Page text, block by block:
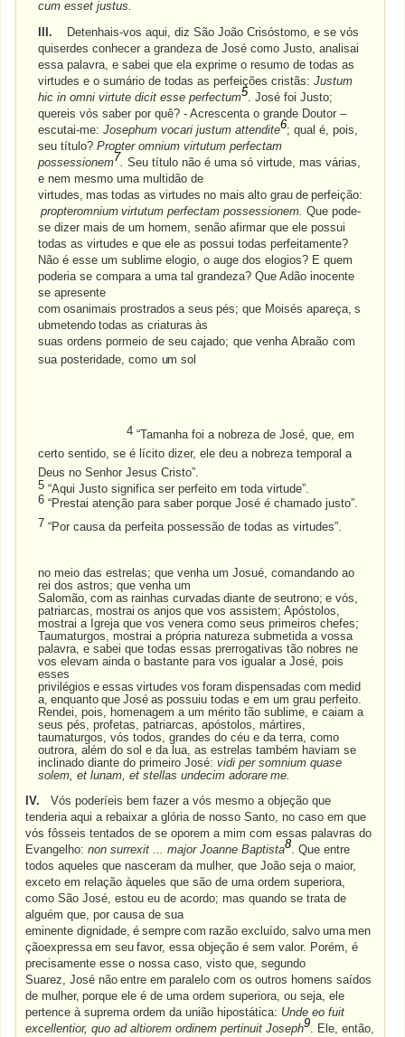
cum esset justus.
III.
Detenhais-vos aqui, diz São João Crisóstomo, e se vós
quiserdes conhecer a grandeza de José como Justo, analisai
essa palavra, e sabei que ela exprime o resumo de todas as
virtudes e o sumário de todas as perfeições cristãs: Justum
hic in omni virtute dicit esse perfectum5. José foi Justo;
quereis vós saber por quê? - Acrescenta o grande Doutor –
escutai-me: Josephum vocari justum attendite6; qual é, pois,
seu título? Propter omnium virtutum perfectam
possessionem7 Seu título não é uma só virtude, mas várias,
e nem mesmo uma multidão de
virtudes, mas todas as virtudes no mais alto grau de perfeição:
propteromnium virtutum perfectam possessionem. Que pode-
se dizer mais de um homem, senão afirmar que ele possui
todas as virtudes e que ele as possui todas perfeitamente?
Não é esse um sublime elogio, o auge dos elogios? E quem
poderia se compara a uma tal grandeza? Que Adão inocente
se apresente
com osanimais prostrados a seus pés; que Moisés apareça, s
ubmetendo todas as criaturas às
suas ordens pormeio de seu cajado; que venha Abraão com
sua posteridade, como um sol
4“Tamanha foi a nobreza de José, que, em
certo sentido, se é lícito dizer, ele deu a nobreza temporal a
Deus no Senhor Jesus Cristo”.
5 “Aqui Justo significa ser perfeito em toda virtude”.
6 “Prestai atenção para saber porque José é chamado justo”.
7 “Por causa da perfeita possessão de todas as virtudes”.
no meio das estrelas; que venha um Josué, comandando ao
rei dos astros; que venha um
Salomão, com as rainhas curvadas diante de seutrono; e vós,
patriarcas, mostrai os anjos que vos assistem; Apóstolos,
mostrai a Igreja que vos venera como seus primeiros chefes;
Taumaturgos, mostrai a própria natureza submetida a vossa
palavra, e sabei que todas essas prerrogativas tão nobres ne
vos elevam ainda o bastante para vos igualar a José, pois
esses
privilégios e essas virtudes vos foram dispensadas com medid
a, enquanto que José as possuiu todas e em um grau perfeito.
Rendei, pois, homenagem a um mérito tão sublime, e caiam a
seus pés, profetas, patriarcas, apóstolos, mártires,
taumaturgos, vós todos, grandes do céu e da terra, como
outrora, além do sol e da lua, as estrelas também haviam se
inclinado diante do primeiro José: vidi per somnium quase
solem, et lunam, et stellas undecim adorare me.
IV.
Vós poderíeis bem fazer a vós mesmo a objeção que
tenderia aqui a rebaixar a glória de nosso Santo, no caso em que
vós fôsseis tentados de se oporem a mim com essas palavras do
Evangelho:non surrexit ... major Joanne Baptista8. Que entre
todos aqueles que nasceram da mulher, que João seja o maior,
exceto em relação àqueles que são de uma ordem superiora,
como São José, estou eu de acordo; mas quando se trata de
alguém que, por causa de sua
eminente dignidade, é sempre com razão excluído, salvo uma men
çãoexpressa em seu favor, essa objeção é sem valor. Porém, é
precisamente esse o nossa caso, visto que, segundo
Suarez, José não entre em paralelo com os outros homens saídos
de mulher, porque ele é de uma ordem superiora, ou seja, ele
pertence à suprema ordem da união hipostática: Unde eo fuit
excellentior, quo ad altiorem ordinem pertinuit Joseph9. Ele, então,